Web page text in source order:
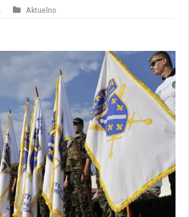
Aktuelno